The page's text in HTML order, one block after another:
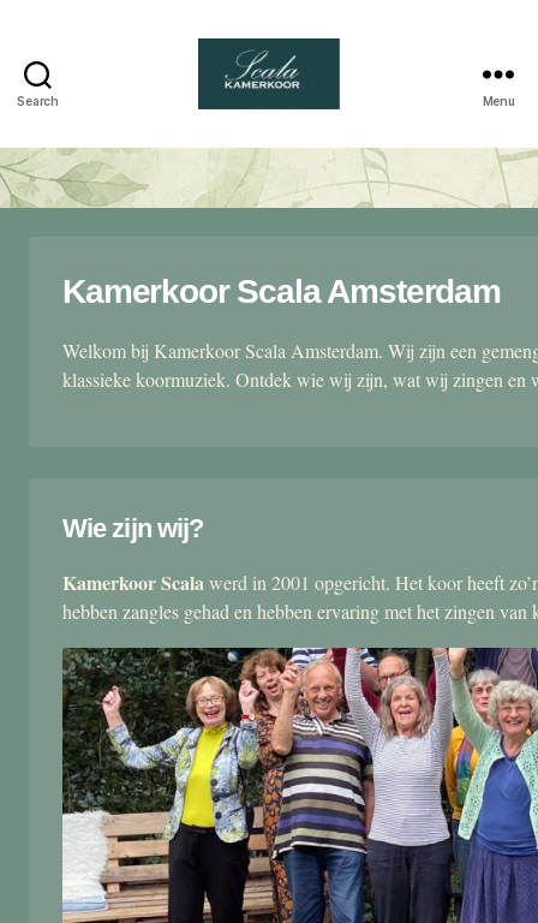
Search
kamerkoor
Menu
Kamerkoor Scala Amsterdam
Welkom bij Kamerkoor Scala Amsterdam. Wij zijn een
klassieke koormuziek. Ontdek wie wij zijn, wat wij zingen en
Wie zijn wij?
Kamerkoor Scalawerd in 2001 opgericht. Het koor heeft
hebben zangles gehad en hebben ervaring met het zingen van